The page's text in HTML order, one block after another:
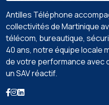
Antilles Téléphone
collectivités de Martinique
télécom, bureautique,
40 ans, notre équipe locale
de votre performance avec
un SAV réactif.